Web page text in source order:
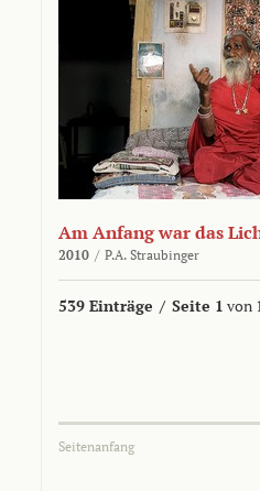
Am Anfang war das
2010 / P.A. Straubinger
539 Einträge / Seite 1 von
Seitenanfang